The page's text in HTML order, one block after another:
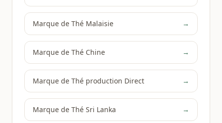
Marque de Thé Malaisie →
Marque de Thé Chine →
Marque de Thé production Direct →
Marque de Thé Sri Lanka →